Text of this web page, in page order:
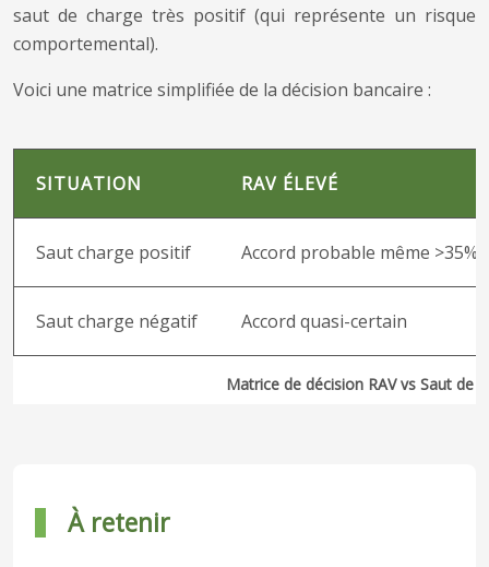
saut de charge très positif (qui représente un risque
comportemental).
Voici une matrice simplifiée de la décision bancaire :
Matrice de décision RAV vs Saut de
SITUATION RAV ÉLEVÉ
Saut charge positif Accord probable même >35%
Saut charge négatif Accord quasi-certain
À retenir